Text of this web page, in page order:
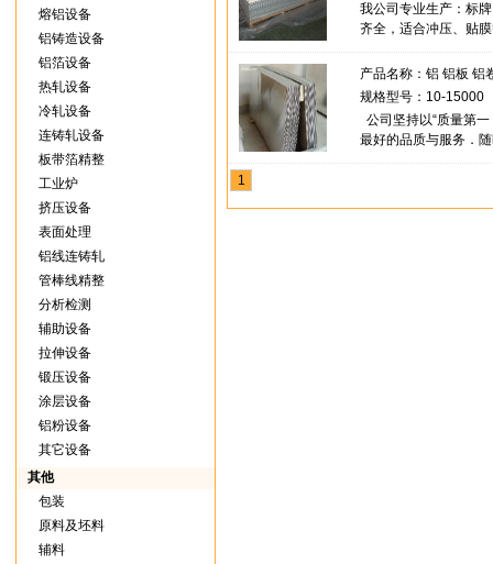
熔铝设备
铝铸造设备
铝箔设备
热轧设备
冷轧设备
连铸轧设备
板带箔精整
工业炉
挤压设备
表面处理
铝线连铸轧
管棒线精整
分析检测
辅助设备
拉伸设备
锻压设备
涂层设备
铝粉设备
其它设备
其他
包装
原料及坯料
辅料
我公司专业生产：标
齐全，适合冲压、贴
迎新老用户光临指导
产品名称： 铝 铝板 铝
规格型号：10-15000
公司坚持以“质量第
最好的品质与服务．
1